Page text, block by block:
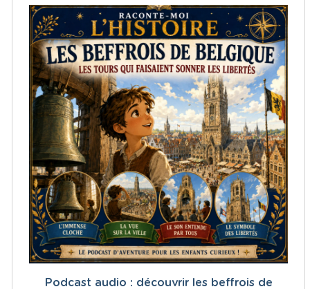
Podcast audio : découvrir les beffrois de